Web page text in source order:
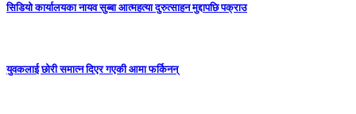
सिडियो कार्यालयका नायव सुब्बा आत्महत्या दुरुत्साहन मुद्दापछि पक्राउ
युवकलाई छोरी समात्न दिएर गएकी आमा फर्किनन्